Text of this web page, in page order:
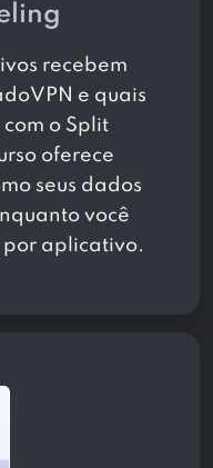
recebem
e quais
o Split
oferece
seus dados
você
aplicativo.